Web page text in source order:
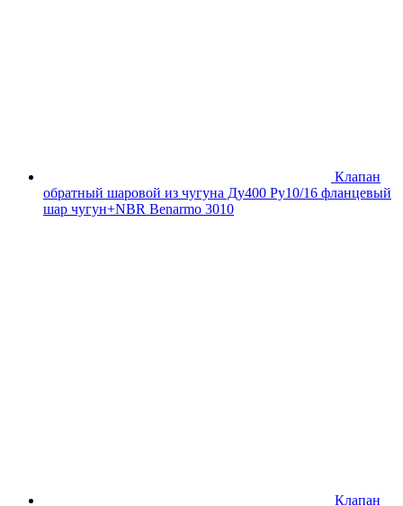
Клапан
обратный шаровой из чугуна Ду400 Ру10/16 фланцевый
шар чугун+NBR Benarmo 3010
Клапан